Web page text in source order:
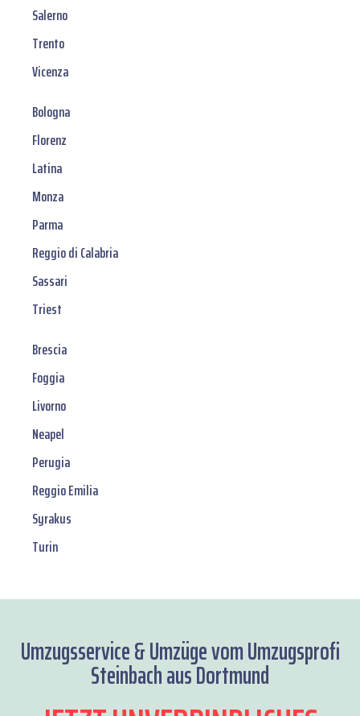
Salerno
Trento
Vicenza
Bologna
Florenz
Latina
Monza
Parma
Reggio di Calabria
Sassari
Triest
Brescia
Foggia
Livorno
Neapel
Perugia
Reggio Emilia
Syrakus
Turin
Umzugsservice & Umzüge vom Umzugsprofi
Steinbach aus Dortmund